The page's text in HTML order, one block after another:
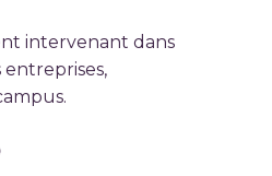
intervenant dans